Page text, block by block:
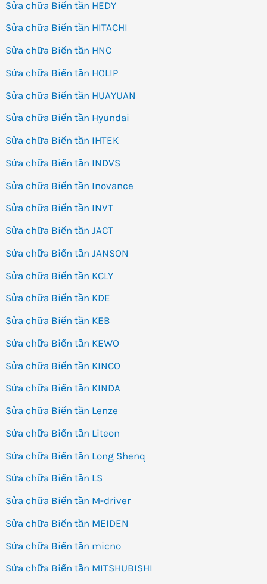
Sửa chữa Biến tần HEDY
Sửa chữa Biến tần HITACHI
Sửa chữa Biến tần HNC
Sửa chữa Biến tần HOLIP
Sửa chữa Biến tần HUAYUAN
Sửa chữa Biến tần Hyundai
Sửa chữa Biến tần IHTEK
Sửa chữa Biến tần INDVS
Sửa chữa Biến tần Inovance
Sửa chữa Biến tần INVT
Sửa chữa Biến tần JACT
Sửa chữa Biến tần JANSON
Sửa chữa Biến tần KCLY
Sửa chữa Biến tần KDE
Sửa chữa Biến tần KEB
Sửa chữa Biến tần KEWO
Sửa chữa Biến tần KINCO
Sửa chữa Biến tần KINDA
Sửa chữa Biến tần Lenze
Sửa chữa Biến tần Liteon
Sửa chữa Biến tần Long Shenq
Sửa chữa Biến tần LS
Sửa chữa Biến tần M-driver
Sửa chữa Biến tần MEIDEN
Sửa chữa Biến tần micno
Sửa chữa Biến tần MITSHUBISHI